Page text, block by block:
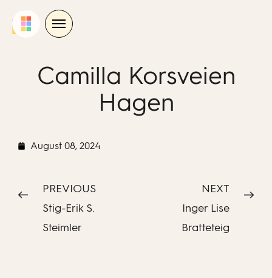
Camilla Korsveien
Hagen
August 08, 2024
PREVIOUS
Stig-Erik S.
Steimler
NEXT
Inger Lise
Bratteteig